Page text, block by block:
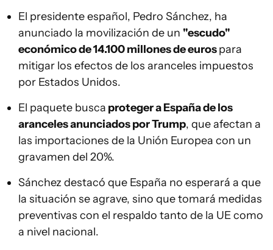
El presidente español, Pedro Sánchez, ha
anunciado la movilización de un "escudo"
económico de 14.100 millones de eurospara
mitigar los efectos de los aranceles impuestos
por Estados Unidos.
El paquete busca proteger a España de los
aranceles anunciados por Trump, que afectan a
las importaciones de la Unión Europea con un
gravamen del 20%.
Sánchez destacó que España no esperará a que
la situación se agrave, sino que tomará medidas
preventivas con el respaldo tanto de la UE como
a nivel nacional.